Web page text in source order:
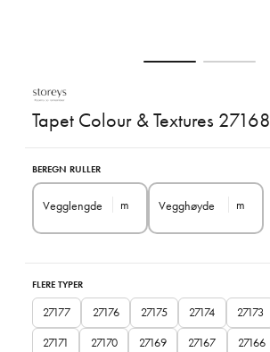
Tapet Colour & Textures 27168
BEREGN RULLER
Vegglengde m Vegghøyde m
FLERE TYPER
27177 27176 27175 27174 27173
27171
27170 27169 27167 27166